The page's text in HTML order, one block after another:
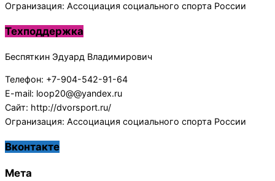
Огранизация: Ассоциация социального спорта России
Техподдержка
Беспяткин Эдуард Владимирович
Телефон: +7-904-542-91-64
E-mail: loop20@@yandex.ru
Сайт: http://dvorsport.ru/
Огранизация: Ассоциация социального спорта России
Вконтакте
Мета